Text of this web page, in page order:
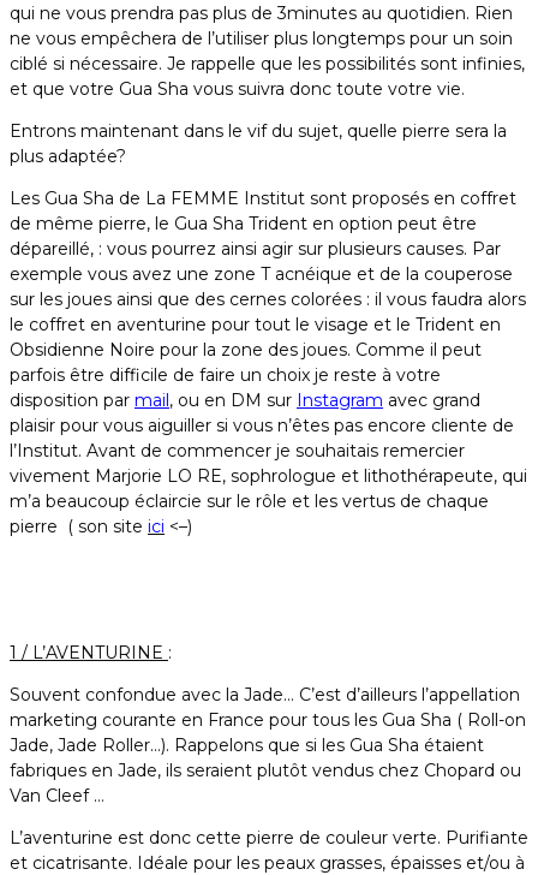
qui ne vous prendra pas plus de 3minutes au quotidien. Rien
ne vous empêchera de l’utiliser plus longtemps pour un soin
ciblé si nécessaire. Je rappelle que les possibilités sont infinies,
et que votre Gua Sha vous suivra donc toute votre vie.
Entrons maintenant dans le vif du sujet, quelle pierre sera la
plus adaptée?
Les Gua Sha de La FEMME Institut sont proposés en coffret
de même pierre, le Gua Sha Trident en option peut être
dépareillé, : vous pourrez ainsi agir sur plusieurs causes. Par
exemple vous avez une zone T acnéique et de la couperose
sur les joues ainsi que des cernes colorées : il vous faudra alors
le coffret en aventurine pour tout le visage et le Trident en
Obsidienne Noire pour la zone des joues. Comme il peut
parfois être difficile de faire un choix je reste à votre
disposition par mail, ou en DM sur Instagram avec grand
plaisir pour vous aiguiller si vous n’êtes pas encore cliente de
l’Institut. Avant de commencer je souhaitais remercier
vivement Marjorie LO RE, sophrologue et lithothérapeute, qui
m’a beaucoup éclaircie sur le rôle et les vertus de chaque
pierre ( son site ici <–)
1 / L’AVENTURINE :
Souvent confondue avec la Jade… C’est d’ailleurs l’appellation
marketing courante en France pour tous les Gua Sha ( Roll-on
Jade, Jade Roller…). Rappelons que si les Gua Sha étaient
fabriques en Jade, ils seraient plutôt vendus chez Chopard ou
Van Cleef …
L’aventurine est donc cette pierre de couleur verte. Purifiante
et cicatrisante. Idéale pour les peaux grasses, épaisses et/ou à